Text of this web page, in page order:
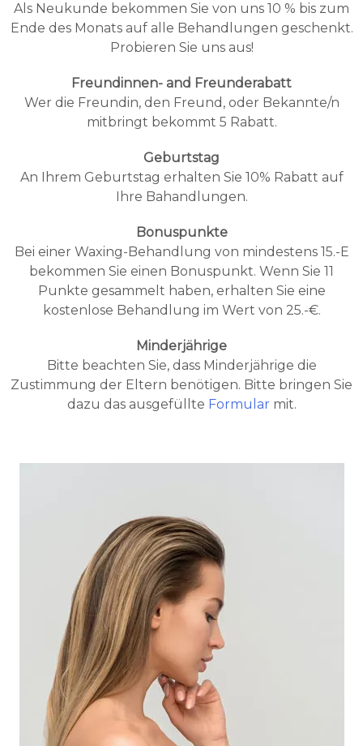
Als Neukunde bekommen Sie von uns 10 % bis zum
Ende des Monats auf alle Behandlungen geschenkt.
Probieren Sie uns aus!
Freundinnen- and Freunderabatt
Wer die Freundin, den Freund, oder Bekannte/n
mitbringt bekommt 5 Rabatt.
Geburtstag
An Ihrem Geburtstag erhalten Sie 10% Rabatt auf
Ihre Bahandlungen.
Bonuspunkte
Bei einer Waxing-Behandlung von mindestens 15.-E
bekommen Sie einen Bonuspunkt. Wenn Sie 11
Punkte gesammelt haben, erhalten Sie eine
kostenlose Behandlung im Wert von 25.-€.
Minderjährige
Bitte beachten Sie, dass Minderjährige die
Zustimmung der Eltern benötigen. Bitte bringen Sie
dazu das ausgefüllte Formular mit.